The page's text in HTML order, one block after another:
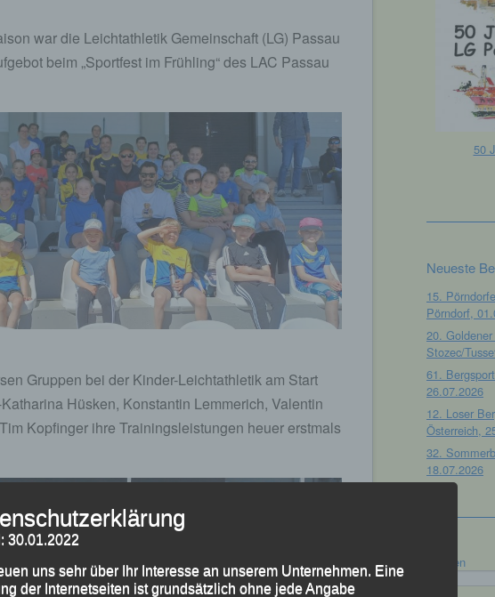
war die Leichtathletik Gemeinschaft (LG) Passau
beim „Sportfest im Frühling“ des LAC Passau
Gruppen bei der Kinder-Leichtathletik am Start
Hüsken, Konstantin Lemmerich, Valentin
Kopfinger ihre Trainingsleistungen heuer erstmals
50
Neueste
15.
Pörndorf,
20.
Stozec/
61.
26.07.2026
12. Loser
Österreich,
32.
18.07.2026
Suchen
30.01.2022
uns sehr über Ihr Interesse an unserem Unternehmen. Eine
der Internetseiten ist grundsätzlich ohne jede Angabe